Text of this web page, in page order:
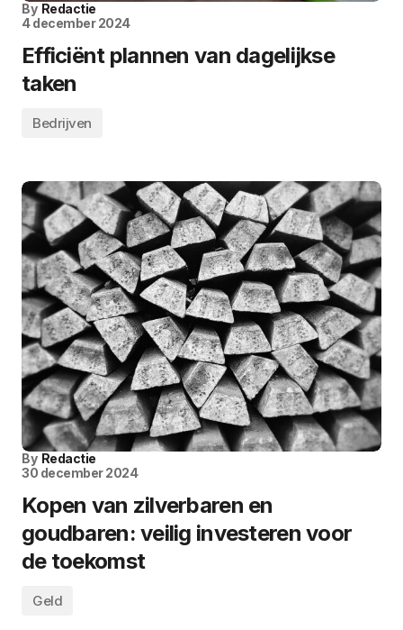
By Redactie
4 december 2024
Efficiënt plannen van dagelijkse
taken
Bedrijven
By Redactie
30 december 2024
Kopen van zilverbaren en
goudbaren: veilig investeren voor
de toekomst
Geld